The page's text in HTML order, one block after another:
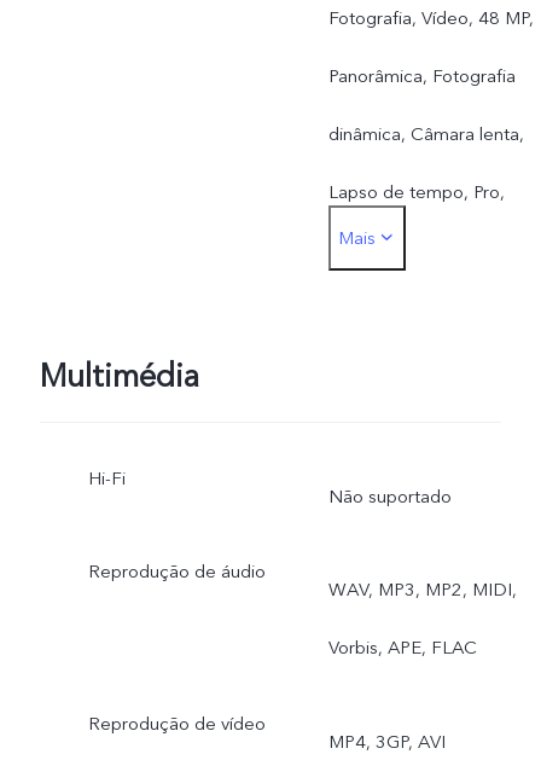
Fotografia, Vídeo, 48 MP,
Panorâmica, Fotografia
dinâmica, Câmara lenta,
Lapso de tempo, Pro,
Autocolantes RA, Súper
Mais
Multimédia
Hi-Fi
Não suportado
Reprodução de áudio
WAV, MP3, MP2, MIDI,
Vorbis, APE, FLAC
Reprodução de vídeo
MP4, 3GP, AVI